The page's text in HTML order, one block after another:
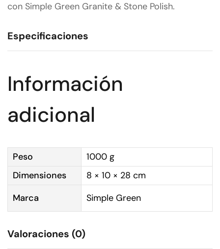
con Simple Green Granite & Stone Polish.
Especificaciones
Información
adicional
Peso
1000 g
Dimensiones
8 × 10 × 28 cm
Marca
Simple Green
Valoraciones (0)